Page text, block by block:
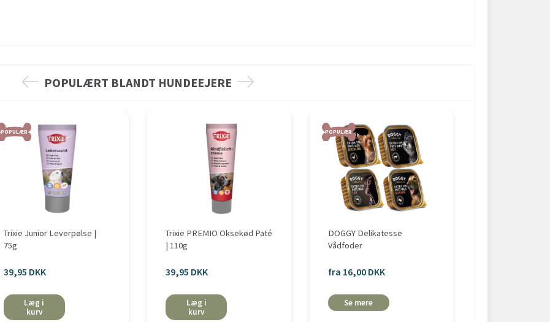
POPULÆRT BLANDT HUNDEEJERE
POPULÆR
Trixie Junior Leverpølse |
75g
39,95 DKK
Læg i
kurv
Trixie PREMIO Oksekød Paté
| 110g
39,95 DKK
Læg i
kurv
POPULÆR
DOGGY Delikatesse
Vådfoder
fra 16,00 DKK
Se mere